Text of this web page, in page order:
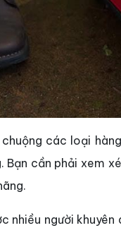
các loại
Bạn cần phải xem
nhiều người khuyên